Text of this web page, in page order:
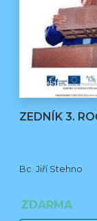
ZEDNÍK 3.
Bc. Jiří Stehno
ZDARMA